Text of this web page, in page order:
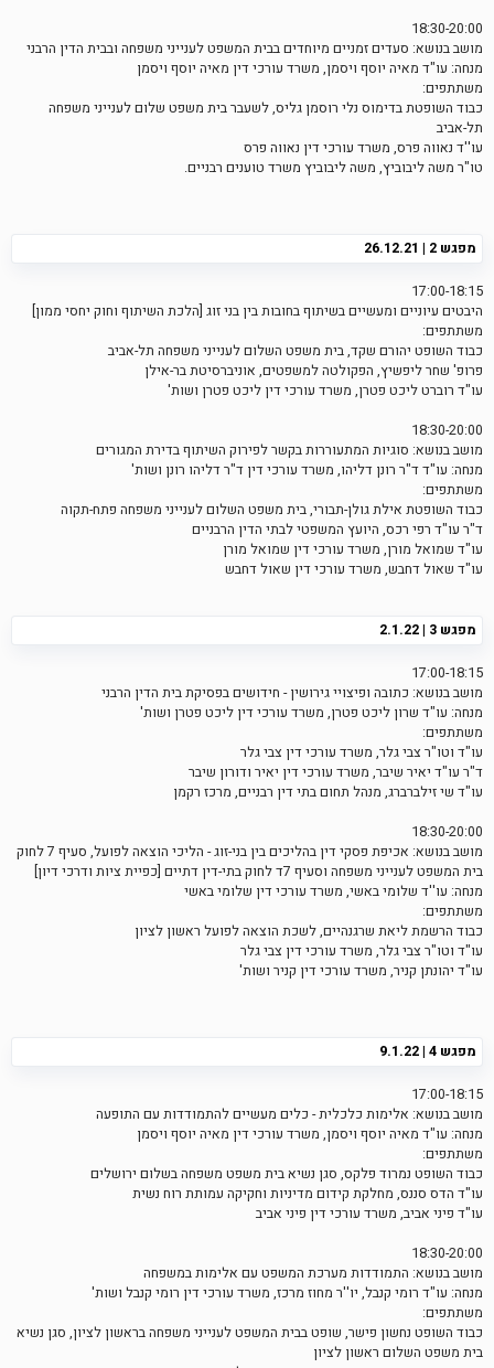
18:30-20:00
מושב בנושא: סעדים זמניים מיוחדים בבית המשפט לענייני משפחה ובבית הדין הרבני
מנחה: עו"ד מאיה יוסף ויסמן, משרד עורכי דין מאיה יוסף ויסמן
משתתפים:
כבוד השופטת בדימוס נלי רוסמן גליס, לשעבר בית משפט שלום לענייני משפחה
תל-אביב
עו''ד נאווה פרס, משרד עורכי דין נאווה פרס
טו"ר משה ליבוביץ, משה ליבוביץ משרד טוענים רבניים.
מפגש 2 | 26.12.21
17:00-18:15
היבטים עיוניים ומעשיים בשיתוף בחובות בין בני זוג [הלכת השיתוף וחוק יחסי ממון]
משתתפים:
כבוד השופט יהורם שקד, בית משפט השלום לענייני משפחה תל-אביב
פרופ' שחר ליפשיץ, הפקולטה למשפטים, אוניברסיטת בר-אילן
עו"ד רוברט ליכט פטרן, משרד עורכי דין ליכט פטרן ושות'
18:30-20:00
מושב בנושא: סוגיות המתעוררות בקשר לפירוק השיתוף בדירת המגורים
מנחה: עו"ד ד"ר רונן דליהו, משרד עורכי דין ד"ר דליהו רונן ושות'
משתתפים:
כבוד השופטת אילת גולן-תבורי, בית משפט השלום לענייני משפחה פתח-תקוה
ד"ר עו"ד רפי רכס, היועץ המשפטי לבתי הדין הרבניים
עו"ד שמואל מורן, משרד עורכי דין שמואל מורן
עו"ד שאול דחבש, משרד עורכי דין שאול דחבש
מפגש 3 | 2.1.22
17:00-18:15
מושב בנושא: כתובה ופיצויי גירושין - חידושים בפסיקת בית הדין הרבני
מנחה: עו"ד שרון ליכט פטרן, משרד עורכי דין ליכט פטרן ושות'
משתתפים:
עו"ד וטו"ר צבי גלר, משרד עורכי דין צבי גלר
ד"ר עו"ד יאיר שיבר, משרד עורכי דין יאיר ודורון שיבר
עו"ד שי זילברברג, מנהל תחום בתי דין רבניים, מרכז רקמן
18:30-20:00
מושב בנושא: אכיפת פסקי דין בהליכים בין בני-זוג - הליכי הוצאה לפועל, סעיף 7 לחוק
בית המשפט לענייני משפחה וסעיף 7ד לחוק בתי-דין דתיים [כפיית ציות ודרכי דיון]
מנחה: עו''ד שלומי באשי, משרד עורכי דין שלומי באשי
משתתפים:
כבוד הרשמת ליאת שרגנהיים, לשכת הוצאה לפועל ראשון לציון
עו"ד וטו"ר צבי גלר, משרד עורכי דין צבי גלר
עו"ד יהונתן קניר, משרד עורכי דין קניר ושות'
מפגש 4 | 9.1.22
17:00-18:15
מושב בנושא: אלימות כלכלית - כלים מעשיים להתמודדות עם התופעה
מנחה: עו"ד מאיה יוסף ויסמן, משרד עורכי דין מאיה יוסף ויסמן
משתתפים:
כבוד השופט נמרוד פלקס, סגן נשיא בית משפט משפחה בשלום ירושלים
עו"ד הדס סננס, מחלקת קידום מדיניות וחקיקה עמותת רוח נשית
עו"ד פיני אביב, משרד עורכי דין פיני אביב
18:30-20:00
מושב בנושא: התמודדות מערכת המשפט עם אלימות במשפחה
מנחה: עו"ד רומי קנבל, יו''ר מחוז מרכז, משרד עורכי דין רומי קנבל ושות'
משתתפים:
כבוד השופט נחשון פישר, שופט בבית המשפט לענייני משפחה בראשון לציון, סגן נשיא
בית משפט השלום ראשון לציון